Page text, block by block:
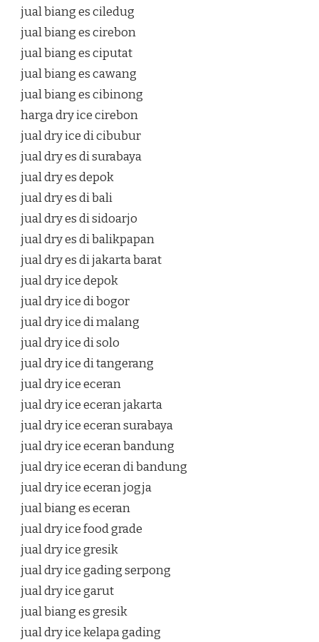
jual biang es ciledug
jual biang es cirebon
jual biang es ciputat
jual biang es cawang
jual biang es cibinong
harga dry ice cirebon
jual dry ice di cibubur
jual dry es di surabaya
jual dry es depok
jual dry es di bali
jual dry es di sidoarjo
jual dry es di balikpapan
jual dry es di jakarta barat
jual dry ice depok
jual dry ice di bogor
jual dry ice di malang
jual dry ice di solo
jual dry ice di tangerang
jual dry ice eceran
jual dry ice eceran jakarta
jual dry ice eceran surabaya
jual dry ice eceran bandung
jual dry ice eceran di bandung
jual dry ice eceran jogja
jual biang es eceran
jual dry ice food grade
jual dry ice gresik
jual dry ice gading serpong
jual dry ice garut
jual biang es gresik
jual dry ice kelapa gading